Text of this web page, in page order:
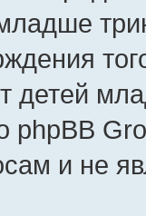
детей
phpBB
и не